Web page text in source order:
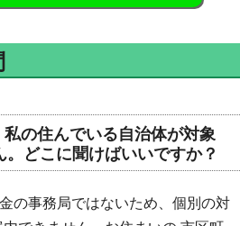
の住んでいる自治体が対象
どこに聞けばいいですか？
の事務局ではないため、個別の対